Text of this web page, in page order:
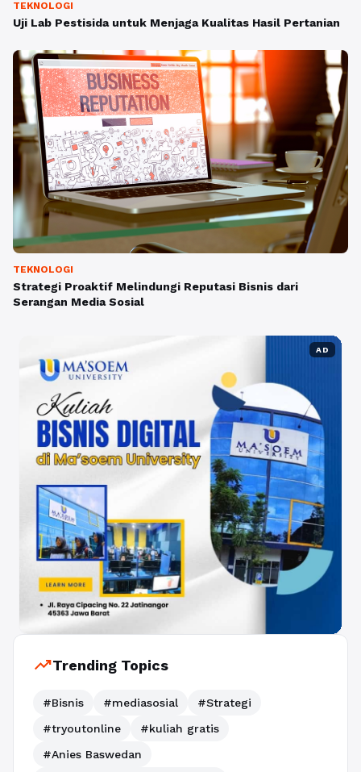
TEKNOLOGI
Uji Lab Pestisida untuk Menjaga Kualitas Hasil Pertanian
TEKNOLOGI
Strategi Proaktif Melindungi Reputasi Bisnis dari
Serangan Media Sosial
AD
trending_upTrending Topics
#Bisnis #mediasosial
#Strategi
#tryoutonline
#kuliah gratis
#Anies Baswedan